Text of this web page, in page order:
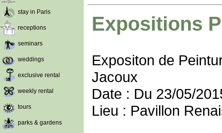
stay in Paris
receptions
seminars
weddings
exclusive rental
weekly rental
tours
parks & gardens
Expositions
Expositon de
Jacoux
Date : Du 23/05/
Lieu : Pavillon